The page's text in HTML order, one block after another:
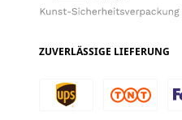
ZUVERLÄSSIGE LIEFERUNG